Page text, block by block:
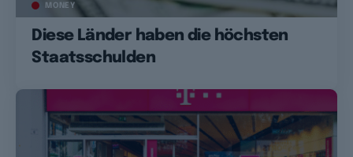
MONEY
Diese Länder haben die höchsten
Staatsschulden